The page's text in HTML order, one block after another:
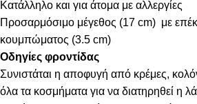
Κατάλληλο και για άτομα με αλλεργίες
Προσαρμόσιμο μέγεθος (17 cm) με
κουμπώματος (3.5 cm)
Οδηγίες φροντίδας
Συνιστάται η αποφυγή από κρέμες,
όλα τα κοσμήματα για να διατηρηθεί η